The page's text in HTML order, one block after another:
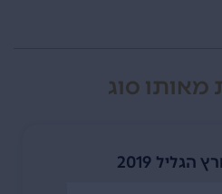
מאותו סוג
2019